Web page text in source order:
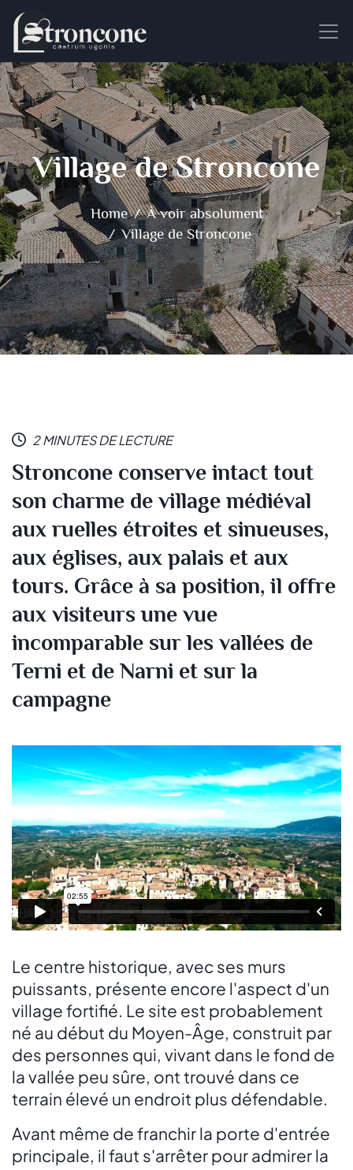
Village de Stroncone
Home
À voir absolument
Village de Stroncone
2 MINUTES DE LECTURE
Stroncone conserve intact tout
son charme de village médiéval
aux ruelles étroites et sinueuses,
aux églises, aux palais et aux
tours. Grâce à sa position, il offre
aux visiteurs une vue
incomparable sur les vallées de
Terni et de Narni et sur la
campagne
Le centre historique, avec ses murs
puissants, présente encore l'aspect d'un
village fortifié. Le site est probablement
né au début du Moyen-Âge, construit par
des personnes qui, vivant dans le fond de
la vallée peu sûre, ont trouvé dans ce
terrain élevé un endroit plus défendable.
Avant même de franchir la porte d'entrée
principale, il faut s'arrêter pour admirer la